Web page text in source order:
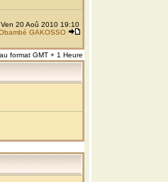
Ven 20 Aoû 2010 19:10
GAKOSSO
format GMT + 1 Heure